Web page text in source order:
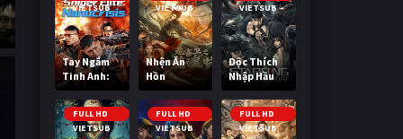
VIETSUB
Tay Ngắm
Tinh Anh:
Nguy Cơ
Nano
VIETSUB
Nhện Ăn
Hồn
VIETSUB
Độc Thích
Nhập Hầu
FULL HD
VIETSUB
FULL HD
VIETSUB
FULL HD
VIETSUB